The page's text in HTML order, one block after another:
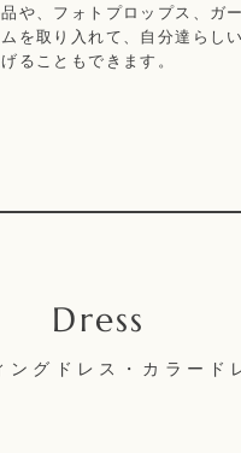
や、フォトプロップス、ガ
を取り入れて、自分達らし
ることもできます。
ングドレス・カラード